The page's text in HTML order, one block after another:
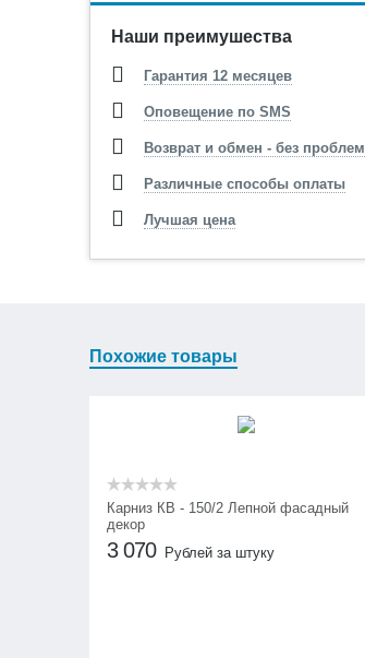
Наши преимушества
Гарантия 12 месяцев
Оповещение по SMS
Возврат и обмен - без проблем
Различные способы оплаты
Лучшая цена
Похожие товары
Карниз КВ - 150/2 Лепной фасадный
декор
3 070 Рублей за штуку